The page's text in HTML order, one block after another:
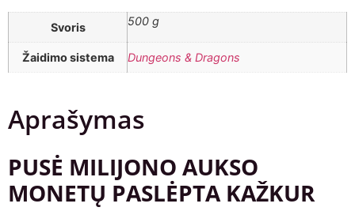
Svoris 500 g
Žaidimo sistema Dungeons & Dragons
Aprašymas
PUSĖ MILIJONO AUKSO
MONETŲ PASLĖPTA KAŽKUR